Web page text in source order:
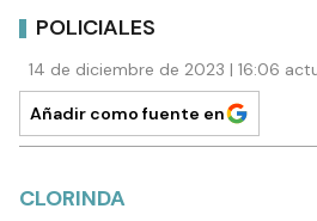
POLICIALES
14 de diciembre de 2023 | 16:06
Añadir como fuente en
CLORINDA